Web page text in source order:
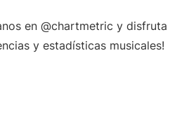
en @chartmetric y disfruta
y estadísticas musicales!